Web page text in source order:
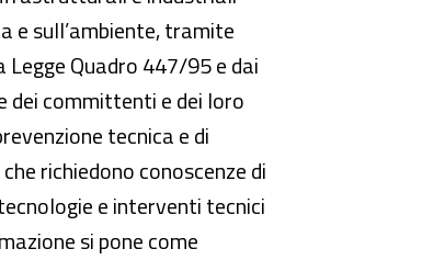
e sull’ambiente, tramite
Quadro 447/95 e dai
dei committenti e dei loro
tecnica e di
richiedono conoscenze di
e interventi tecnici
si pone come